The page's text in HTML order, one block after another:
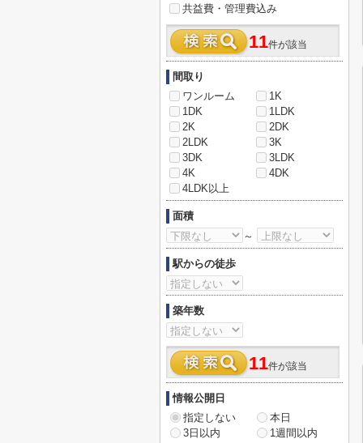
共益費・管理費込み
11件が該当
間取り
ワンルーム
1K
1DK
1LDK
2K
2DK
2LDK
3K
3DK
3LDK
4K
4DK
4LDK以上
面積
～
駅からの徒歩
築年数
11件が該当
情報公開日
指定しない
本日
3日以内
1週間以内